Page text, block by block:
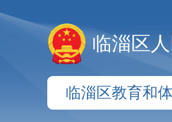
临淄区
临淄区教育和